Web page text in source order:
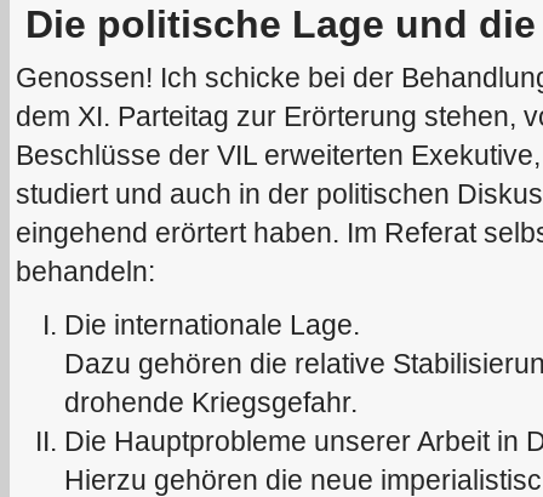
Die politische Lage und
Genossen! Ich schicke bei der
dem XI. Parteitag zur Erörterung stehen,
Beschlüsse der VIL erweiterten
studiert und auch in der politischen
eingehend erörtert haben. Im Referat
behandeln:
Die internationale Lage.
Dazu gehören die relative
drohende Kriegsgefahr.
Die Hauptprobleme unserer Arbeit in
Hierzu gehören die neue